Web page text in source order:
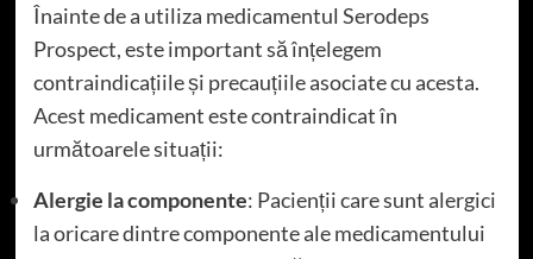
Înainte de a utiliza medicamentul Serodeps
Prospect, este important să înțelegem
contraindicațiile și precauțiile asociate cu acesta.
Acest medicament este contraindicat în
următoarele situații:
Alergie la componente: Pacienții care sunt alergici
la oricare dintre componente ale medicamentului